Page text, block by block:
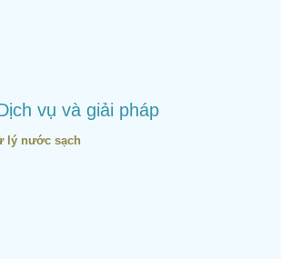
vụ và giải pháp
lý nước sạch